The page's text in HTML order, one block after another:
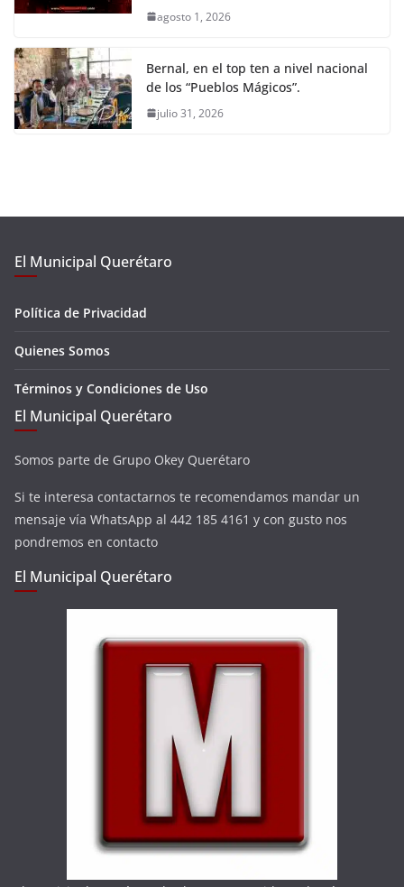
agosto 1, 2026
Bernal, en el top ten a nivel nacional
de los “Pueblos Mágicos”.
julio 31, 2026
El Municipal Querétaro
Política de Privacidad
Quienes Somos
Términos y Condiciones de Uso
El Municipal Querétaro
Somos parte de Grupo Okey Querétaro
Si te interesa contactarnos te recomendamos mandar un
mensaje vía WhatsApp al 442 185 4161 y con gusto nos
pondremos en contacto
El Municipal Querétaro